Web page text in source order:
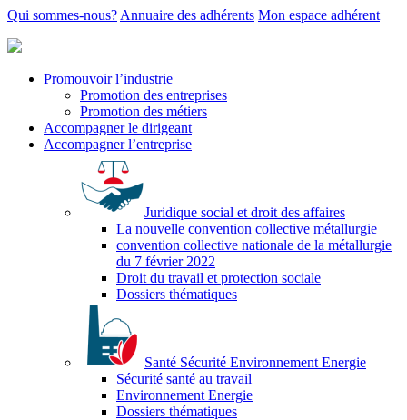
Qui sommes-nous? Annuaire des adhérents Mon espace adhérent
Promouvoir l’industrie
Promotion des entreprises
Promotion des métiers
Accompagner le dirigeant
Accompagner l’entreprise
Juridique social et droit des affaires
La nouvelle convention collective métallurgie
convention collective nationale de la métallurgie
du 7 février 2022
Droit du travail et protection sociale
Dossiers thématiques
Santé Sécurité Environnement Energie
Sécurité santé au travail
Environnement Energie
Dossiers thématiques